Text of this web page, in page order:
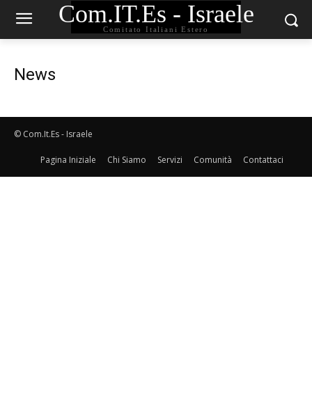
Com.IT.Es - Israele
Comitato Italiani Estero
News
© Com.It.Es - Israele
Pagina Iniziale Chi Siamo Servizi Comunità Contattaci